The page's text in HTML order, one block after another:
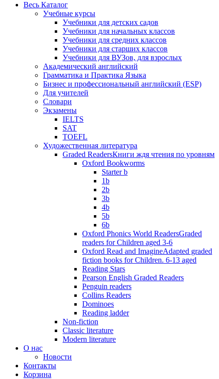
Весь Каталог
Учебные курсы
Учебники для детских садов
Учебники для начальных классов
Учебники для средних классов
Учебники для старших классов
Учебники для ВУЗов, для взрослых
Академический английский
Грамматика и Практика Языка
Бизнес и профессиональный английский (ESP)
Для учителей
Словари
Экзамены
IELTS
SAT
TOEFL
Художественная литература
Graded ReadersКниги ждя чтения по уровням
Oxford Bookworms
Starter b
1b
2b
3b
4b
5b
6b
Oxford Phonics World ReadersGraded
readers for Children aged 3-6
Oxford Read and ImagineAdapted graded
fiction books for Children. 6-13 aged
Reading Stars
Pearson English Graded Readers
Penguin readers
Collins Readers
Dominoes
Reading ladder
Non-fiction
Classic literature
Modern literature
О нас
Новости
Контакты
Корзина